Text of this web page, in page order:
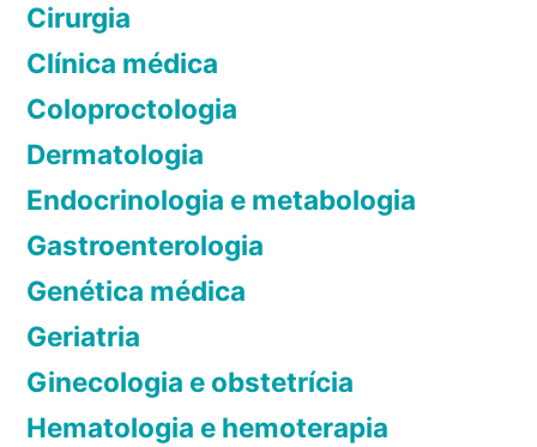
o
d
e
p
o
s
t
s
Cirurgia
Clínica médica
Coloproctologia
Dermatologia
Endocrinologia e metabologia
Gastroenterologia
Genética médica
Geriatria
Ginecologia e obstetrícia
Hematologia e hemoterapia